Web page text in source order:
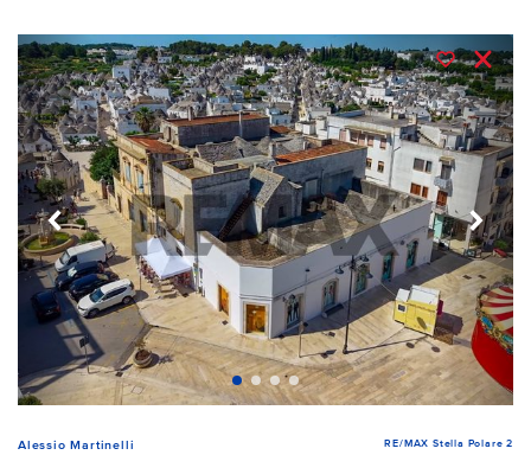
Alessio Martinelli RE/MAX Stella Polare 2